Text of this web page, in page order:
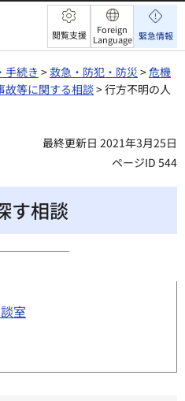
閲覧支援
Foreign
Language 緊急情報
手続き >救急・防犯・防災 >危機
故等に関する相談> 行方不明の人
最終更新日 2021年3月25日
ページID 544
す相談
室